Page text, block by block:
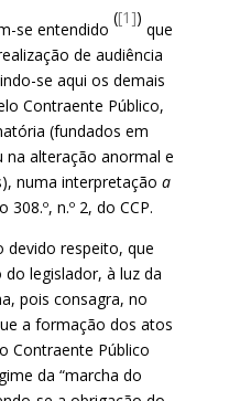
se entendido
([1])
que
de audiência
se aqui os demais
Contraente Público,
(fundados em
na alteração anormal e
numa interpretação a
n.º 2, do CCP.
devido respeito, que
legislador, à luz da
pois consagra, no
a formação dos atos
Contraente Público
da “marcha do